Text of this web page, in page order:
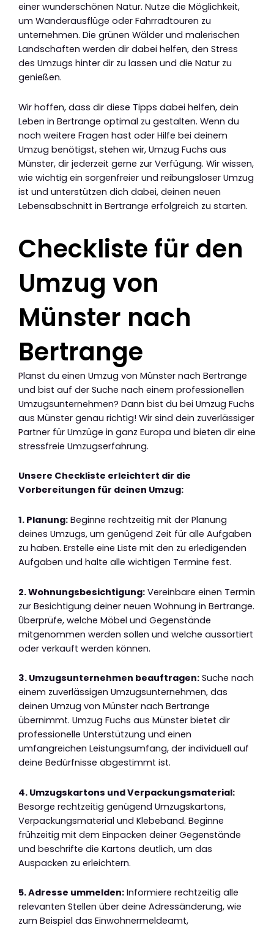
einer wunderschönen Natur. Nutze die Möglichkeit,
um Wanderausflüge oder Fahrradtouren zu
unternehmen. Die grünen Wälder und malerischen
Landschaften werden dir dabei helfen, den Stress
des Umzugs hinter dir zu lassen und die Natur zu
genießen.
Wir hoffen, dass dir diese Tipps dabei helfen, dein
Leben in Bertrange optimal zu gestalten. Wenn du
noch weitere Fragen hast oder Hilfe bei deinem
Umzug benötigst, stehen wir, Umzug Fuchs aus
Münster, dir jederzeit gerne zur Verfügung. Wir wissen,
wie wichtig ein sorgenfreier und reibungsloser Umzug
ist und unterstützen dich dabei, deinen neuen
Lebensabschnitt in Bertrange erfolgreich zu starten.
Checkliste für den
Umzug von
Münster nach
Bertrange
Planst du einen Umzug von Münster nach Bertrange
und bist auf der Suche nach einem professionellen
Umzugsunternehmen? Dann bist du bei Umzug Fuchs
aus Münster genau richtig! Wir sind dein zuverlässiger
Partner für Umzüge in ganz Europa und bieten dir eine
stressfreie Umzugserfahrung.
Unsere Checkliste erleichtert dir die
Vorbereitungen für deinen Umzug:
1. Planung: Beginne rechtzeitig mit der Planung
deines Umzugs, um genügend Zeit für alle Aufgaben
zu haben. Erstelle eine Liste mit den zu erledigenden
Aufgaben und halte alle wichtigen Termine fest.
2. Wohnungsbesichtigung: Vereinbare einen Termin
zur Besichtigung deiner neuen Wohnung in Bertrange.
Überprüfe, welche Möbel und Gegenstände
mitgenommen werden sollen und welche aussortiert
oder verkauft werden können.
3. Umzugsunternehmen beauftragen: Suche nach
einem zuverlässigen Umzugsunternehmen, das
deinen Umzug von Münster nach Bertrange
übernimmt. Umzug Fuchs aus Münster bietet dir
professionelle Unterstützung und einen
umfangreichen Leistungsumfang, der individuell auf
deine Bedürfnisse abgestimmt ist.
4. Umzugskartons und Verpackungsmaterial:
Besorge rechtzeitig genügend Umzugskartons,
Verpackungsmaterial und Klebeband. Beginne
frühzeitig mit dem Einpacken deiner Gegenstände
und beschrifte die Kartons deutlich, um das
Auspacken zu erleichtern.
5. Adresse ummelden: Informiere rechtzeitig alle
relevanten Stellen über deine Adressänderung, wie
zum Beispiel das Einwohnermeldeamt,